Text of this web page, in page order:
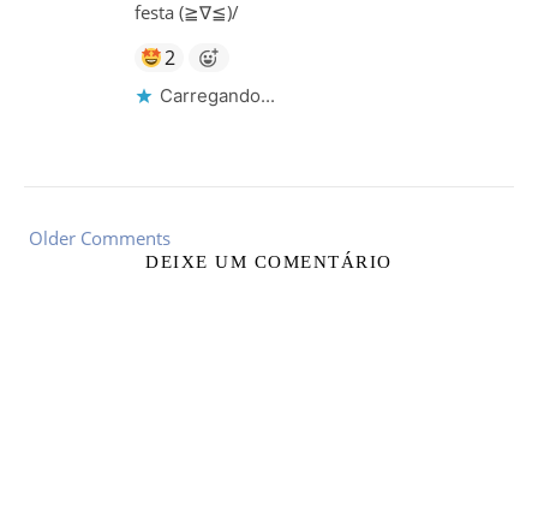
festa (≧∇≦)/
2
Carregando...
Older Comments
DEIXE UM COMENTÁRIO